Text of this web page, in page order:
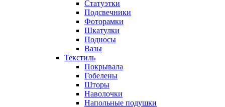
Статуэтки
Подсвечники
Фоторамки
Шкатулки
Подносы
Вазы
Текстиль
Покрывала
Гобелены
Шторы
Наволочки
Напольные подушки